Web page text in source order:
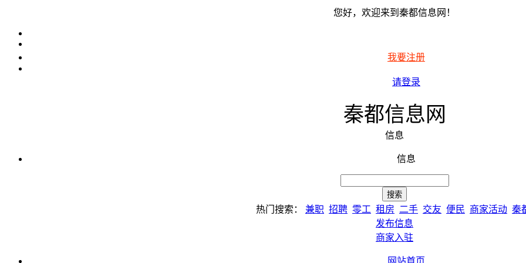
您好，欢迎来到秦都信息网！
我要注册
请登录
秦都信息网
信息
信息
热门搜索： 兼职 招聘 零工 租房 二手 交友 便民 商家活动 秦
发布信息
商家入驻
网站首页